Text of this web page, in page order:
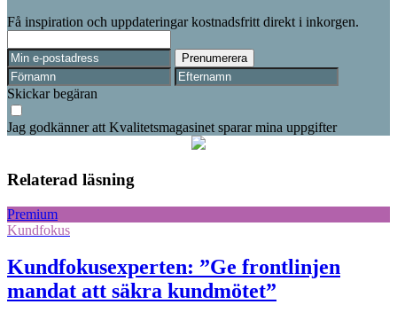
Få inspiration och uppdateringar kostnadsfritt direkt i inkorgen.
Skickar begäran
Jag godkänner att Kvalitetsmagasinet sparar mina uppgifter
Relaterad läsning
Premium
Kundfokus
Kundfokusexperten: ”Ge frontlinjen
mandat att säkra kundmötet”